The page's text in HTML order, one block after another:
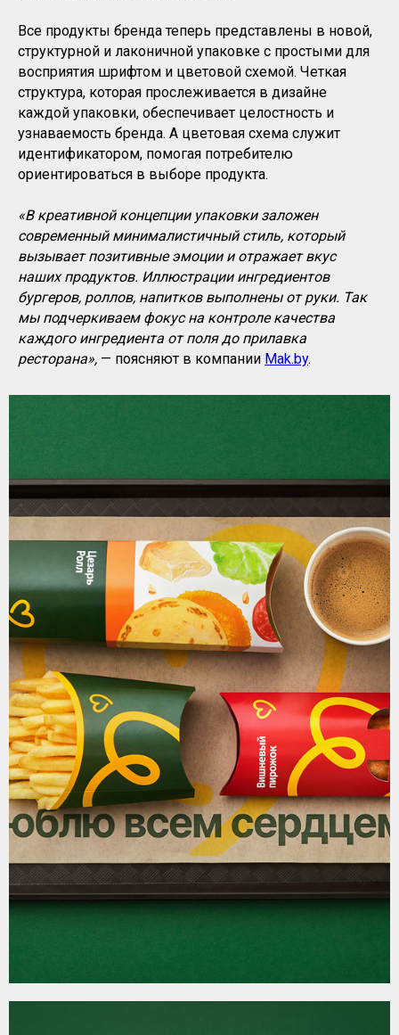
Все продукты бренда теперь представлены в новой,
структурной и лаконичной упаковке с простыми для
восприятия шрифтом и цветовой схемой. Четкая
структура, которая прослеживается в дизайне
каждой упаковки, обеспечивает целостность и
узнаваемость бренда. А цветовая схема служит
идентификатором, помогая потребителю
ориентироваться в выборе продукта.
«В креативной концепции упаковки заложен
современный минималистичный стиль, который
вызывает позитивные эмоции и отражает вкус
наших продуктов. Иллюстрации ингредиентов
бургеров, роллов, напитков выполнены от руки. Так
мы подчеркиваем фокус на контроле качества
каждого ингредиента от поля до прилавка
ресторана», — поясняют в компании Mak.by.